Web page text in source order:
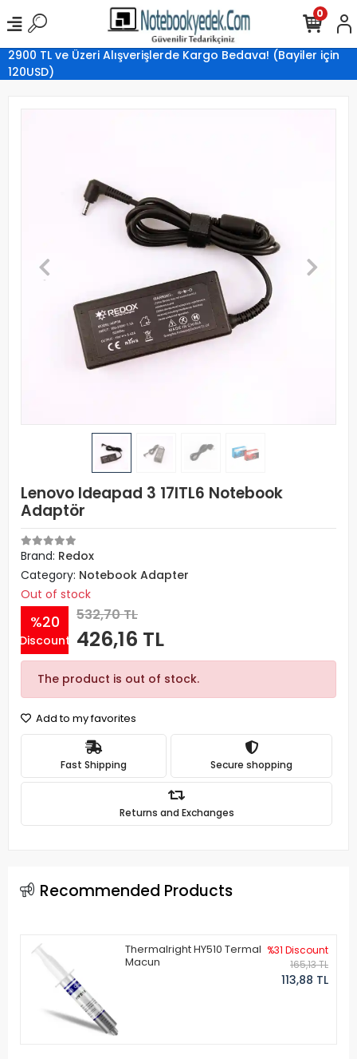
2900 TL ve Üzeri Alışverişlerde Kargo Bedava! (Bayiler için
120USD)
0
Lenovo Ideapad 3 17ITL6 Notebook
Adaptör
Brand: Redox
Category: Notebook Adapter
Out of stock
%20
Discount
532,70 TL
426,16 TL
The product is out of stock.
Add to my favorites
Fast Shipping Secure shopping
Returns and Exchanges
Recommended Products
Thermalright HY510 Termal
Macun
%31 Discount
165,13 TL
113,88 TL